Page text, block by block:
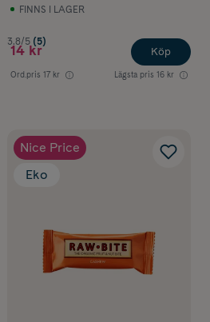
FINNS I LAGER
3.8/5 (5)
14 kr
Ord.pris 17 kr Lägsta pris 16 kr
Köp
Nice Price
Eko